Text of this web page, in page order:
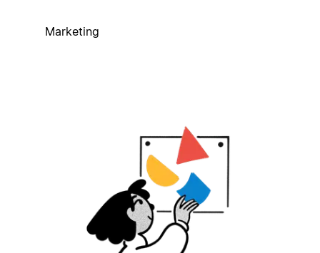
Marketing